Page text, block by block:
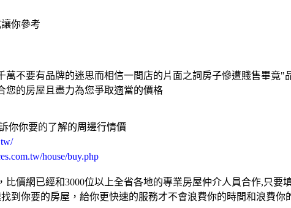
你參考
萬不要有品牌的迷思而相信一間店的片面之詞房子慘遭賤售畢竟
您的房屋且盡力為您爭取適當的價格
你你要的了解的周邊行情價
house/buy.php
比價網已經和3000位以上全省各地的專業房屋仲介人員合作,只
到你要的房屋，給你更快速的服務才不會浪費你的時間和浪費